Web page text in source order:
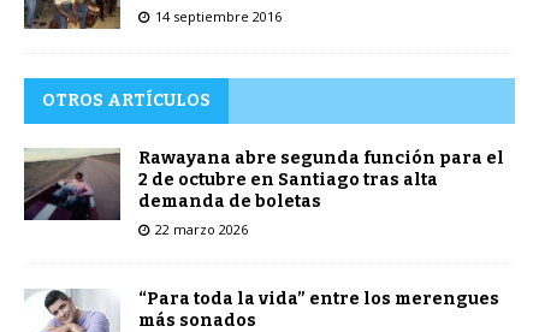
14 septiembre 2016
OTROS ARTÍCULOS
Rawayana abre segunda función para el
2 de octubre en Santiago tras alta
demanda de boletas
22 marzo 2026
“Para toda la vida” entre los merengues
más sonados